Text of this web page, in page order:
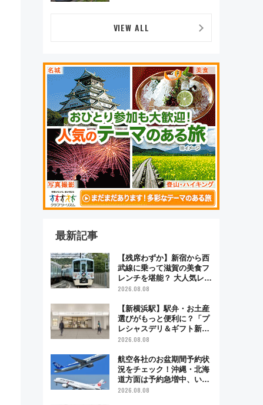
「空席」探しのコツ
VIEW ALL
最新記事
【残席わずか】新宿から西
武線に乗って滋賀の美食フ
レンチを堪能？ 大人気レス
トラン列車「52席の至福」
の特別コラボ
2026.08.08
【新横浜駅】駅弁・お土産
選びがもっと便利に？「プ
レシャスデリ＆ギフト新横
浜」がオープン 場所や営
2026.08.08
航空各社のお盆期間予約状
況をチェック！沖縄・北海
道方面は予約急増中、いま
から狙うべき日は？
2026.08.08